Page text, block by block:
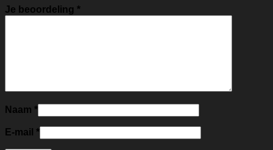
Je beoordeling *
Naam *
E-mail *